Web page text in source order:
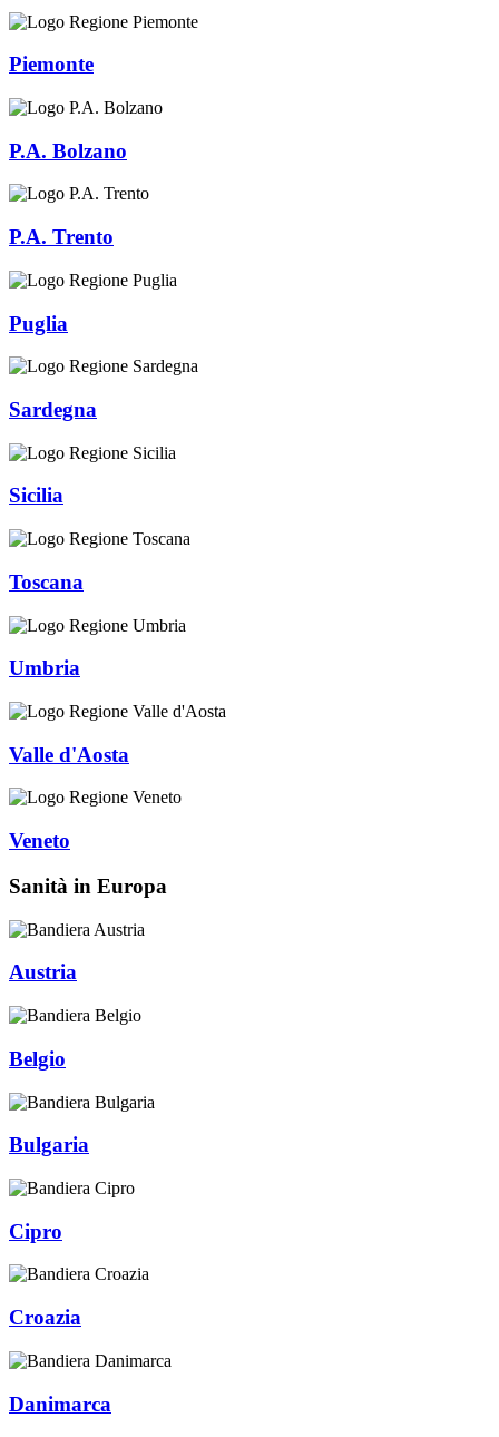
Piemonte
P.A. Bolzano
P.A. Trento
Puglia
Sardegna
Sicilia
Toscana
Umbria
Valle d'Aosta
Veneto
Sanità in Europa
Austria
Belgio
Bulgaria
Cipro
Croazia
Danimarca